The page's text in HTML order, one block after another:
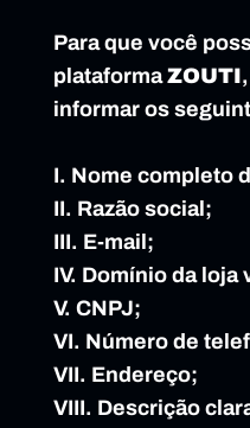
Para que você
plataforma ZOUTI
informar os
I. Nome completo
II. Razão social;
III. E-mail;
IV. Domínio da loja
V. CNPJ;
VI. Número de
VII. Endereço;
VIII. Descrição